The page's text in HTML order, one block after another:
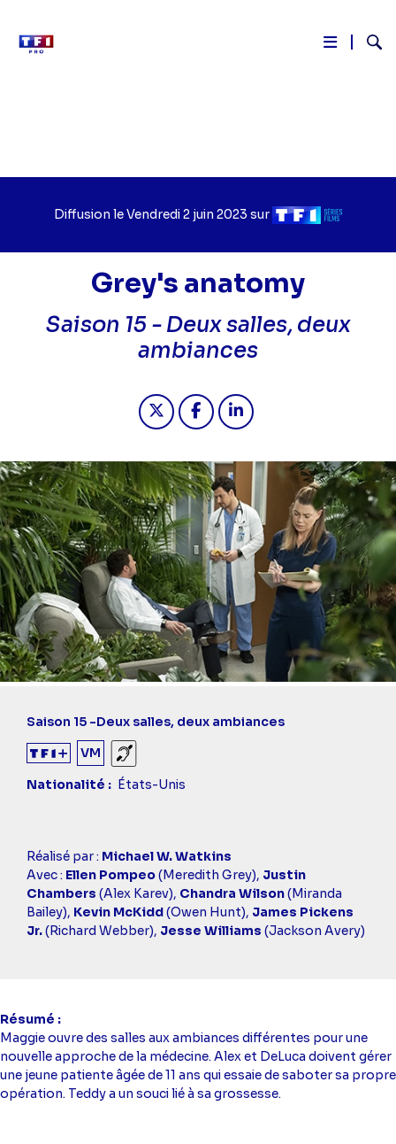
Diffusion leJour
diffusion
Vendredi 2 juin 2023 sur Chaîne
diffusion
Grey's anatomy
Saison 15 -Deux salles, deux
ambiances
Partager "2023-06-02 15:45 -
Partager "2023-06-02
Saison 15 -Deux salles, deux ambiances
VM
Sourds et malentendants
Nationalité
États-Unis
Casting
simba
Réalisé par : Michael W. Watkins
Avec : Ellen Pompeo(Meredith Grey), Justin
Chambers (Alex Karev), Chandra Wilson(Miranda
Bailey), Kevin McKidd(Owen Hunt), James Pickens
Jr.(Richard Webber), Jesse Williams (Jackson Avery)
Résumé
Maggie ouvre des salles aux ambiances différentes pour une
nouvelle approche de la médecine. Alex et DeLuca doivent gérer
une jeune patiente âgée de 11 ans qui essaie de saboter sa propre
opération. Teddy a un souci lié à sa grossesse.